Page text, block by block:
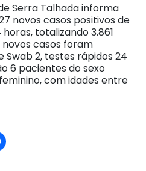
Serra Talhada informa
novos casos positivos de
totalizando 3.861
casos foram
2, testes rápidos 24
6 pacientes do sexo
com idades entre